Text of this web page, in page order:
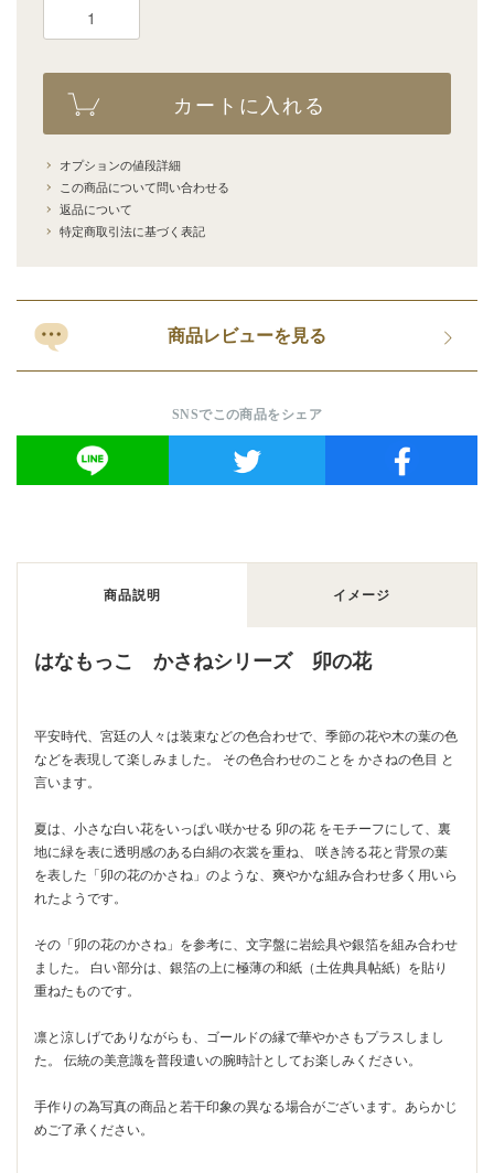
カートに入れる
オプションの値段詳細
この商品について問い合わせる
返品について
特定商取引法に基づく表記
商品レビューを見る
SNSでこの商品をシェア
商品説明 イメージ
はなもっこ かさねシリーズ 卯の花
平安時代、宮廷の人々は装束などの色合わせで、季節の花や木の葉の色
などを表現して楽しみました。 その色合わせのことを かさねの色目 と
言います。
夏は、小さな白い花をいっぱい咲かせる 卯の花 をモチーフにして、裏
地に緑を表に透明感のある白絹の衣裳を重ね、 咲き誇る花と背景の葉
を表した「卯の花のかさね」のような、爽やかな組み合わせ多く用いら
れたようです。
その「卯の花のかさね」を参考に、文字盤に岩絵具や銀箔を組み合わせ
ました。 白い部分は、銀箔の上に極薄の和紙（土佐典具帖紙）を貼り
重ねたものです。
凛と涼しげでありながらも、ゴールドの縁で華やかさもプラスしまし
た。 伝統の美意識を普段遣いの腕時計としてお楽しみください。
手作りの為写真の商品と若干印象の異なる場合がございます。あらかじ
めご了承ください。